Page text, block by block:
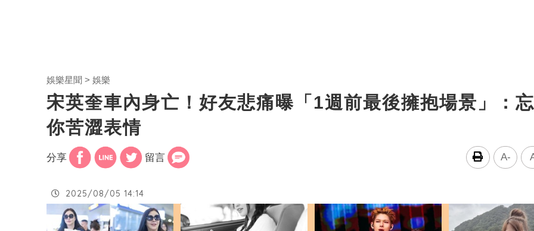
娛樂星聞 娛樂
宋英奎車內身亡！好友悲痛曝「1週前最後擁抱場景」：
你苦澀表情
分享 留言 A-
2025/08/05 14:14